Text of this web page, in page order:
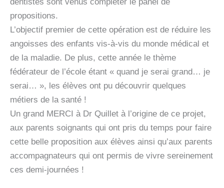
propositions.
L’objectif premier de cette opération est de réduire les
angoisses des enfants vis-à-vis du monde médical et
de la maladie. De plus, cette année le thème
fédérateur de l’école étant « quand je serai grand… je
serai… », les élèves ont pu découvrir quelques
métiers de la santé !
Un grand MERCI à Dr Quillet à l’origine de ce projet,
aux parents soignants qui ont pris du temps pour faire
cette belle proposition aux élèves ainsi qu’aux parents
accompagnateurs qui ont permis de vivre sereinement
ces demi-journées !